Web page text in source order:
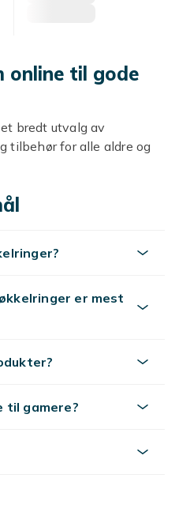
online til gode
bredt utvalg av
tilbehør for alle aldre og
er mest
til gamere?